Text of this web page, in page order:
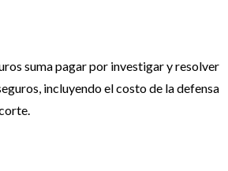
suma pagar por investigar y resolver
incluyendo el costo de la defensa